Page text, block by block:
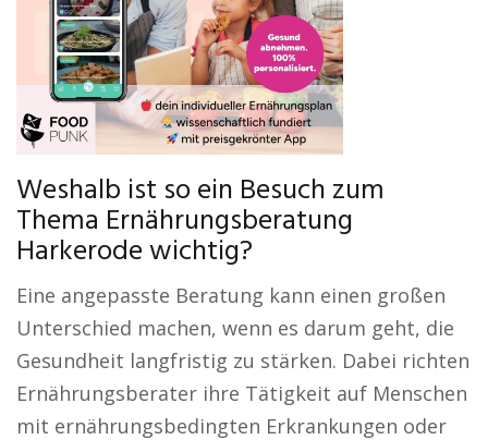
Weshalb ist so ein Besuch zum
Thema Ernährungsberatung
Harkerode wichtig?
Eine angepasste Beratung kann einen großen
Unterschied machen, wenn es darum geht, die
Gesundheit langfristig zu stärken. Dabei richten
Ernährungsberater ihre Tätigkeit auf Menschen
mit ernährungsbedingten Erkrankungen oder